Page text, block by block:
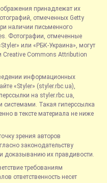
принадлежат их
отмеченных Getty
наличии письменного
Фотографии, отмеченные
или «РБК-Украина», могут
Creative Commons Attribution
информационных
«Styler» (styler.rbc.ua),
на styler.rbc.ua,
Такая гиперссылка
в тексте материала не ниже
зрения авторов
законодательству
доказыванию их правдивости.
требованиям
ответственность несет